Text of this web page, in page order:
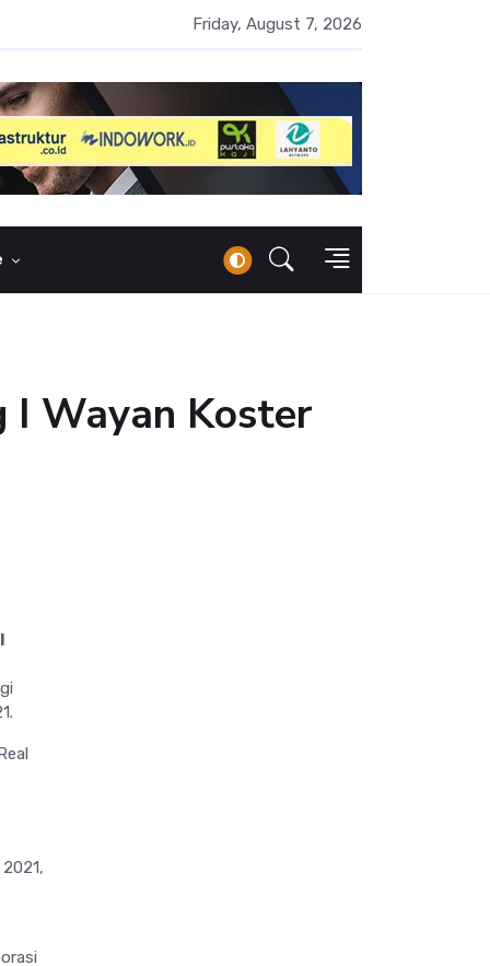
Naik 100 Bps, Destry Sebut Stabilitas Rupiah Jadi Prioritas
Friday, August 7, 2026
I Wayan Koster
I